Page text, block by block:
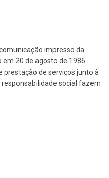
impresso da
20 de agosto de 1986.
de serviços junto à
social fazem